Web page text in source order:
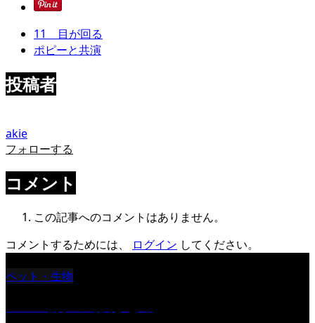
11 目が回る
ポピーと共演
投稿者
akie
フォローする
コメント
この記事へのコメントはありません。
コメントするためには、
ログイン してください。
ペット・生物